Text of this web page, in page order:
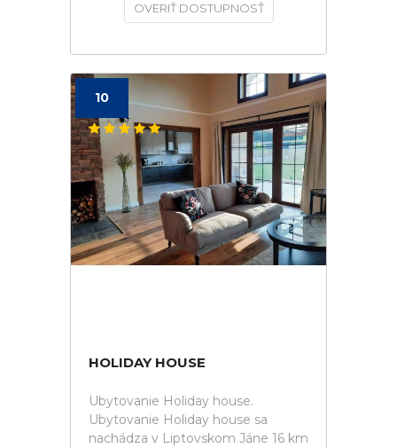
OVERIŤ DOSTUPNOSŤ
10
HOLIDAY HOUSE
Ubytovanie Holiday house.
Ubytovanie Holiday house sa
nachádza v Liptovskom Jáne 16 km